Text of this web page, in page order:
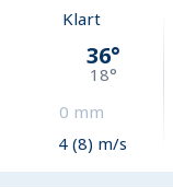
Klart
36°
18°
0 mm
4 (8) m/s